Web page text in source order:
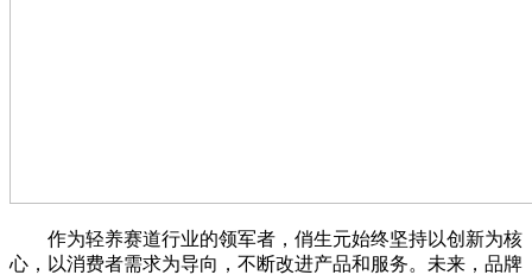
作为轻养赛道行业的领军者，俏生元始终坚持以创新为核
心，以消费者需求为导向，不断改进产品和服务。未来，品牌